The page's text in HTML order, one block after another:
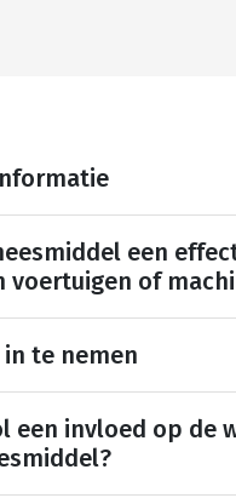
een
voertuigen of
te nemen
een invloed op de